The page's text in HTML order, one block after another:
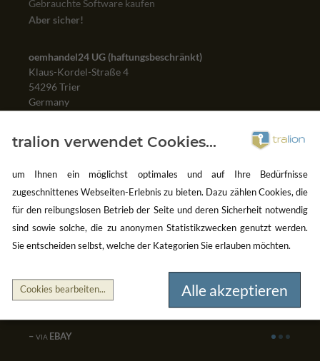
Gebrauchte Software kaufen
Aber sicher!
oemhandel24 UG (haftungsbeschränkt)
Klaus-Kordel-Straße 4
54296 Trier
Germany
Verkauf: +49 651 / 209 897 22
sales@tralion.de
support@tralion.de
Sehr schnelle Lieferung, Ware gut verpackt, gerne
VIA EBAY
tralion verwendet Cookies...
um Ihnen ein möglichst optimales und auf Ihre Bedürfnisse
zugeschnittenes Webseiten-Erlebnis zu bieten. Dazu zählen Cookies, die
für den reibungslosen Betrieb der Seite und deren Sicherheit notwendig
sind sowie solche, die zu anonymen Statistikzwecken genutzt werden.
Sie entscheiden selbst, welche der Kategorien Sie erlauben möchten.
Cookies bearbeiten... Alle akzeptieren